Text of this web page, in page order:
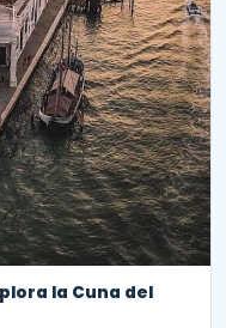
la Cuna del